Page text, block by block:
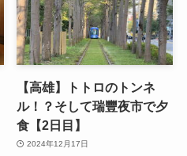
【高雄】トトロのトンネ
ル！？そして瑞豐夜市で夕
食【2日目】
2024年12月17日